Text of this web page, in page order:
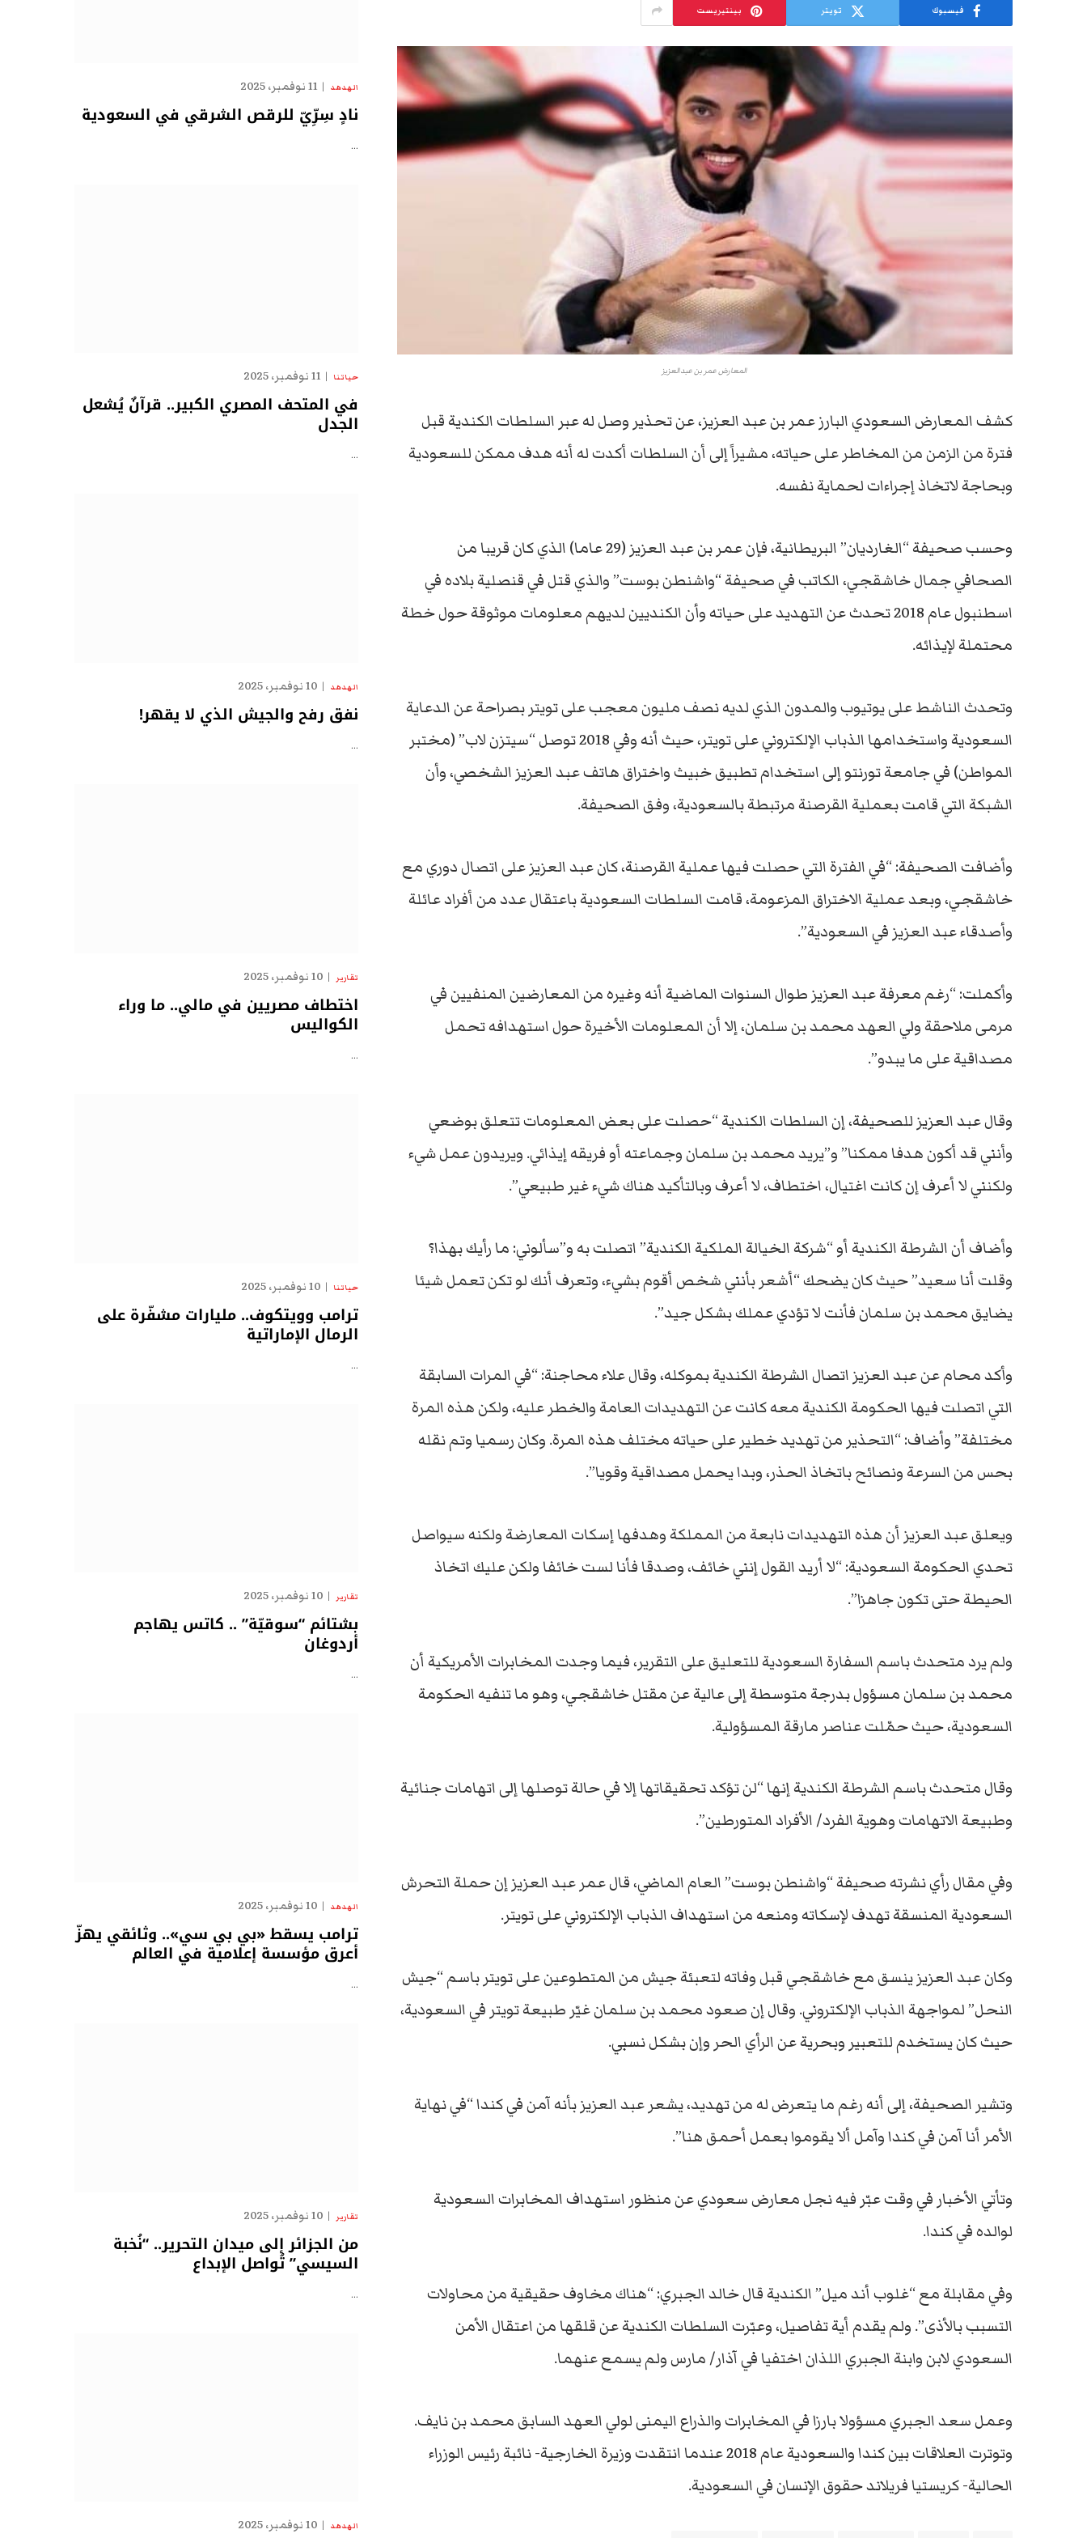
فيسبوك تويتر بينتيريست
المعارض عمر بن عبدالعزيز
كشف المعارض السعودي البارز عمر بن عبد العزيز، عن تحذير وصل له عبر السلطات الكندية قبل
فترة من الزمن من المخاطر على حياته، مشيراً إلى أن السلطات أكدت له أنه هدف ممكن للسعودية
وبحاجة لاتخاذ إجراءات لحماية نفسه.
وحسب صحيفة “الغارديان” البريطانية، فإن عمر بن عبد العزيز (29 عاما) الذي كان قريبا من
الصحافي جمال خاشقجي، الكاتب في صحيفة “واشنطن بوست” والذي قتل في قنصلية بلاده في
اسطنبول عام 2018 تحدث عن التهديد على حياته وأن الكنديين لديهم معلومات موثوقة حول خطة
محتملة لإيذائه.
وتحدث الناشط على يوتيوب والمدون الذي لديه نصف مليون معجب على تويتر بصراحة عن الدعاية
السعودية واستخدامها الذباب الإلكتروني على تويتر، حيث أنه وفي 2018 توصل “سيتزن لاب” (مختبر
المواطن) في جامعة تورنتو إلى استخدام تطبيق خبيث واختراق هاتف عبد العزيز الشخصي، وأن
الشبكة التي قامت بعملية القرصنة مرتبطة بالسعودية، وفق الصحيفة.
وأضافت الصحيفة: “في الفترة التي حصلت فيها عملية القرصنة، كان عبد العزيز على اتصال دوري مع
خاشقجي، وبعد عملية الاختراق المزعومة، قامت السلطات السعودية باعتقال عدد من أفراد عائلة
وأصدقاء عبد العزيز في السعودية”.
وأكملت: “رغم معرفة عبد العزيز طوال السنوات الماضية أنه وغيره من المعارضين المنفيين في
مرمى ملاحقة ولي العهد محمد بن سلمان، إلا أن المعلومات الأخيرة حول استهدافه تحمل
مصداقية على ما يبدو”.
وقال عبد العزيز للصحيفة، إن السلطات الكندية “حصلت على بعض المعلومات تتعلق بوضعي
وأنني قد أكون هدفا ممكنا” و”يريد محمد بن سلمان وجماعته أو فريقه إيذائي. ويريدون عمل شيء
ولكنني لا أعرف إن كانت اغتيال، اختطاف، لا أعرف وبالتأكيد هناك شيء غير طبيعي”.
وأضاف أن الشرطة الكندية أو “شركة الخيالة الملكية الكندية” اتصلت به و”سألوني: ما رأيك بهذا؟
وقلت أنا سعيد” حيث كان يضحك “أشعر بأنني شخص أقوم بشيء، وتعرف أنك لو تكن تعمل شيئا
يضايق محمد بن سلمان فأنت لا تؤدي عملك بشكل جيد”.
وأكد محام عن عبد العزيز اتصال الشرطة الكندية بموكله، وقال علاء محاجنة: “في المرات السابقة
التي اتصلت فيها الحكومة الكندية معه كانت عن التهديدات العامة والخطر عليه، ولكن هذه المرة
مختلفة” وأضاف: “التحذير من تهديد خطير على حياته مختلف هذه المرة. وكان رسميا وتم نقله
بحس من السرعة ونصائح باتخاذ الحذر، وبدا يحمل مصداقية وقويا”.
ويعلق عبد العزيز أن هذه التهديدات نابعة من المملكة وهدفها إسكات المعارضة ولكنه سيواصل
تحدي الحكومة السعودية: “لا أريد القول إنني خائف، وصدقا فأنا لست خائفا ولكن عليك اتخاذ
الحيطة حتى تكون جاهزا”.
ولم يرد متحدث باسم السفارة السعودية للتعليق على التقرير، فيما وجدت المخابرات الأمريكية أن
محمد بن سلمان مسؤول بدرجة متوسطة إلى عالية عن مقتل خاشقجي، وهو ما تنفيه الحكومة
السعودية، حيث حمّلت عناصر مارقة المسؤولية.
وقال متحدث باسم الشرطة الكندية إنها “لن تؤكد تحقيقاتها إلا في حالة توصلها إلى اتهامات جنائية
وطبيعة الاتهامات وهوية الفرد/ الأفراد المتورطين”.
وفي مقال رأي نشرته صحيفة “واشنطن بوست” العام الماضي، قال عمر عبد العزيز إن حملة التحرش
السعودية المنسقة تهدف لإسكاته ومنعه من استهداف الذباب الإلكتروني على تويتر.
وكان عبد العزيز ينسق مع خاشقجي قبل وفاته لتعبئة جيش من المتطوعين على تويتر باسم “جيش
النحل” لمواجهة الذباب الإلكتروني. وقال إن صعود محمد بن سلمان غيّر طبيعة تويتر في السعودية،
حيث كان يستخدم للتعبير وبحرية عن الرأي الحر وإن بشكل نسبي.
وتشير الصحيفة، إلى أنه رغم ما يتعرض له من تهديد، يشعر عبد العزيز بأنه آمن في كندا “في نهاية
الأمر أنا آمن في كندا وآمل ألا يقوموا بعمل أحمق هنا”.
وتأتي الأخبار في وقت عبّر فيه نجل معارض سعودي عن منظور استهداف المخابرات السعودية
لوالده في كندا.
وفي مقابلة مع “غلوب أند ميل” الكندية قال خالد الجبري: “هناك مخاوف حقيقية من محاولات
التسبب بالأذى”. ولم يقدم أية تفاصيل، وعبّرت السلطات الكندية عن قلقها من اعتقال الأمن
السعودي لابن وابنة الجبري اللذان اختفيا في آذار/ مارس ولم يسمع عنهما.
وعمل سعد الجبري مسؤولا بارزا في المخابرات والذراع اليمنى لولي العهد السابق محمد بن نايف.
وتوترت العلاقات بين كندا والسعودية عام 2018 عندما انتقدت وزيرة الخارجية- نائبة رئيس الوزراء
الحالية- كريستيا فريلاند حقوق الإنسان في السعودية.
الهدهد 11 نوفمبر، 2025
نادٍ سِرِّيّ للرقص الشرقي في السعودية
…
حياتنا 11 نوفمبر، 2025
في المتحف المصري الكبير.. قرآنٌ يُشعل
الجدل
…
الهدهد 10 نوفمبر، 2025
نفق رفح والجيش الذي لا يقهر!
…
تقارير 10 نوفمبر، 2025
اختطاف مصريين في مالي.. ما وراء
الكواليس
…
حياتنا 10 نوفمبر، 2025
ترامب وويتكوف.. مليارات مشفّرة على
الرمال الإماراتية
…
تقارير 10 نوفمبر، 2025
بشتائم “سوقيّة” .. كاتس يهاجم
أردوغان
…
الهدهد 10 نوفمبر، 2025
ترامب يسقط «بي بي سي».. وثائقي يهزّ
أعرق مؤسسة إعلامية في العالم
…
تقارير 10 نوفمبر، 2025
من الجزائر إلى ميدان التحرير.. “نُخبة
السيسي” تُواصل الإبداع
…
الهدهد 10 نوفمبر، 2025